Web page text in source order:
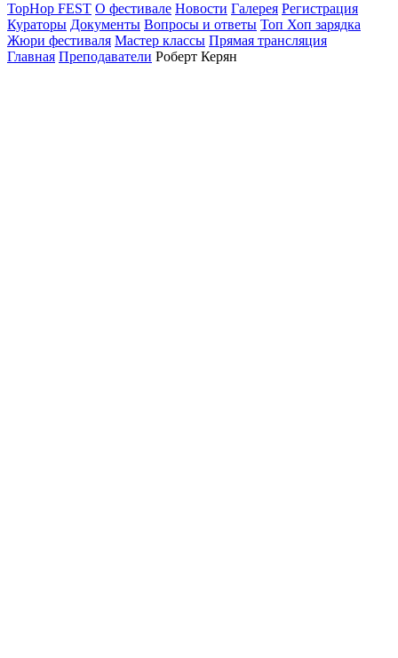
TopHop FEST О фестивале Новости Галерея Регистрация
Кураторы Документы Вопросы и ответы Топ Хоп зарядка
Жюри фестиваля Мастер классы Прямая трансляция
Главная Преподаватели Роберт Керян